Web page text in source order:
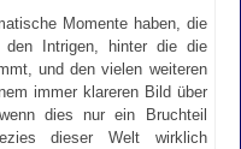
Momente haben, die
Intrigen, hinter die die
und den vielen weiteren
immer klareren Bild über
dies nur ein Bruchteil
dieser Welt wirklich